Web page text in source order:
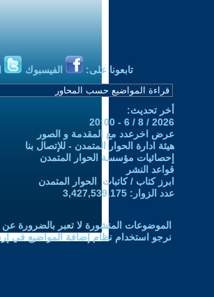
تابعونا على: الفيسبوك
أخر تحديث:
2026 / 8 / 6 - 20:00
عرض اخرعدد مع المقدمة و الصور
هيئة ادارة الحوار المتمدن - للإتصال بنا
إحصائيات مؤسسة الحوار المتمدن
قواعد النشر
ابرز كتاب / كاتبات الحوار المتمدن
عدد الزوار: 3,427,539,175
الموضوعات المنشورة لا تعبر بالضرورة عن
نرجو استخدام نظام إضافة المواضيع في